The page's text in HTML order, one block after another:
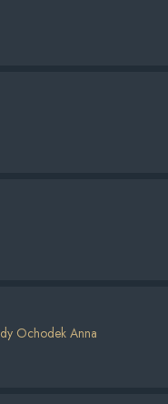
Ochodek Anna